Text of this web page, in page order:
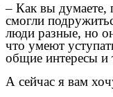
– Как вы думаете,
смогли
люди разные, но
что умеют
общие интересы и
А сейчас я вам